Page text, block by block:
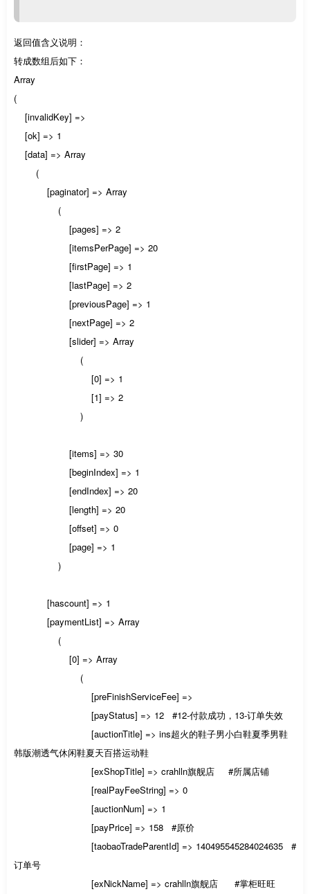
返回值含义说明：
转成数组后如下：
Array
(
[invalidKey] =>
[ok] => 1
[data] => Array
(
[paginator] => Array
(
[pages] => 2
[itemsPerPage] => 20
[firstPage] => 1
[lastPage] => 2
[previousPage] => 1
[nextPage] => 2
[slider] => Array
(
[0] => 1
[1] => 2
)
[items] => 30
[beginIndex] => 1
[endIndex] => 20
[length] => 20
[offset] => 0
[page] => 1
)
[hascount] => 1
[paymentList] => Array
(
[0] => Array
(
[preFinishServiceFee] =>
[payStatus] => 12 #12-付款成功，13-订单失效
[auctionTitle] => ins超火的鞋子男小白鞋夏季男鞋
韩版潮透气休闲鞋夏天百搭运动鞋
[exShopTitle] => crahlln旗舰店 #所属店铺
[realPayFeeString] => 0
[auctionNum] => 1
[payPrice] => 158 #原价
[taobaoTradeParentId] => 140495545284024635 #
订单号
[exNickName] => crahlln旗舰店 #掌柜旺旺